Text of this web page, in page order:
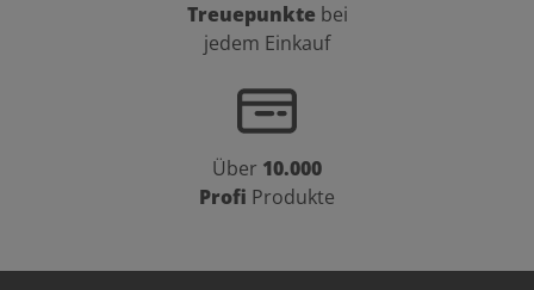
Treuepunkte bei
jedem Einkauf
Über 10.000
Profi Produkte